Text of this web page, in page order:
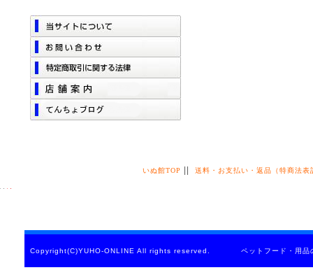
いぬ館TOP || 送料・お支払い・返品（特商法表
Copyright(C)YUHO-ONLINE All rights reserved. ペットフード・用品